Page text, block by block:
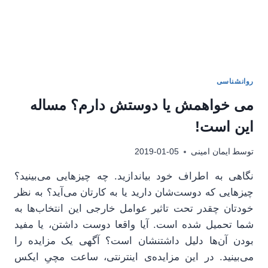
روانشناسی
می خواهمش یا دوستش دارم؟ مساله
این است!
توسط ایمان امینی 2019-01-05
نگاهی به اطراف خود بیاندازید. چه چیزهایی می‌بینید؟
چیزهایی که دوست‌شان دارید یا به کارتان می‌آید؟ به نظر
خودتان چقدر تحت تاثیر عوامل خارجی این انتخاب‌ها به
شما تحمیل شده است. آیا واقعا دوست داشتن، یا مفید
بودن آن‌ها دلیل داشتنشان است؟ آگهی یک مزایده را
می‌بینید. در این مزایده‌ی اینترنتی، ساعت مچیِ ایکس